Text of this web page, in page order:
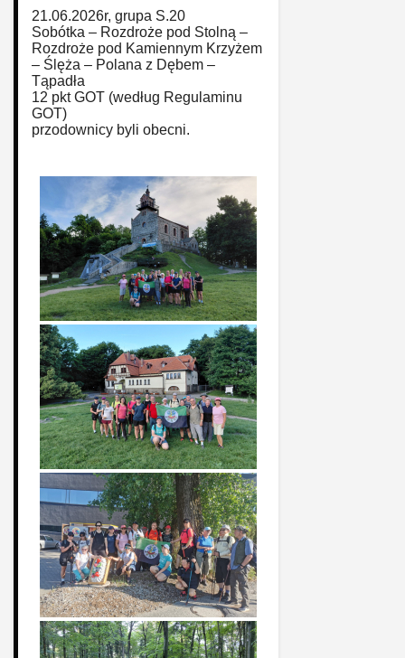
21.06.2026r, grupa S.20
Sobótka – Rozdroże pod Stolną –
Rozdroże pod Kamiennym Krzyżem
– Ślęża – Polana z Dębem –
Tąpadła
12 pkt GOT (według Regulaminu
GOT)
przodownicy byli obecni.